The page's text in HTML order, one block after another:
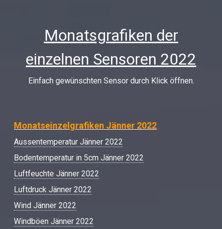
Monatsgrafiken der
einzelnen Sensoren 2022
Einfach gewünschten Sensor durch Klick öffnen.
Monatseinzelgrafiken Jänner 2022
Aussentemperatur Jänner 2022
Bodentemperatur in 5cm Jänner 2022
Luftfeuchte Jänner 2022
Luftdruck Jänner 2022
Wind Jänner 2022
Windböen Jänner 2022